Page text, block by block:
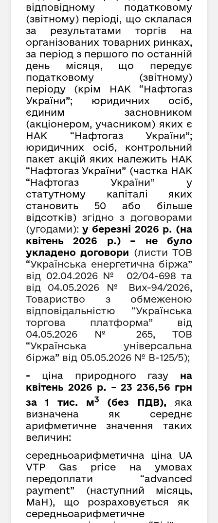
відповідному податковому
(звітному) періоді, що склалася
за результатами торгів на
організованих товарних ринках,
за період з першого по останній
день місяця, що передує
податковому (звітному)
періоду (крім НАК “Нафтогаз
України”; юридичних осіб,
єдиним засновником
(акціонером, учасником) яких є
НАК “Нафтогаз України”;
юридичних осіб, контрольний
пакет акцій яких належить НАК
“Нафтогаз України” (частка НАК
“Нафтогаз України” у
статутному капіталі яких
становить 50 або більше
відсотків) згідно з договорами
(угодами):у березні 2026 р. (на
квітень 2026 р.) – не було
укладено договори (листи ТОВ
“Українська енергетична біржа”
від 02.04.2026 № 02/04-698 та
від 04.05.2026 № Вих-94/2026,
Товариство з обмеженою
відповідальністю “Українська
торгова платформа” від
04.05.2026 № 265, ТОВ
“Українська універсальна
біржа” від 05.05.2026 № В-125/5);
- ціна природного газу на
квітень 2026 р. – 23 236,56 грн
за 1 тис. м3 (без ПДВ), яка
визначена як середнє
арифметичне значення таких
величин:
середньоарифметична ціна UA
VTP Gas price на умовах
передоплати “advanced
payment” (наступний місяць,
MaH), що розраховується як
cередньоарифметичне